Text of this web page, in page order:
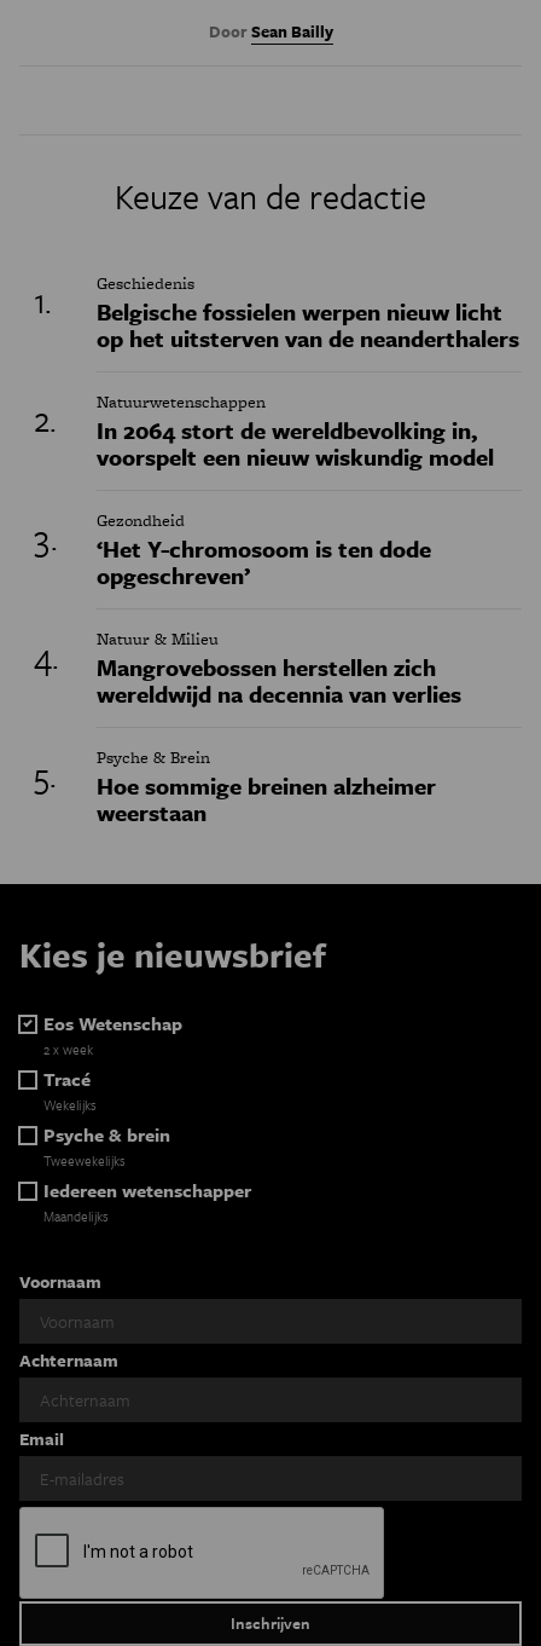
DoorSean Bailly
Keuze van de redactie
Geschiedenis
Belgische fossielen werpen nieuw licht
op het uitsterven van de neanderthalers
Natuurwetenschappen
In 2064 stort de wereldbevolking in,
voorspelt een nieuw wiskundig model
Gezondheid
‘Het Y-chromosoom is ten dode
opgeschreven’
Natuur & Milieu
Mangrovebossen herstellen zich
wereldwijd na decennia van verlies
Psyche & Brein
Hoe sommige breinen alzheimer
weerstaan
Kies je nieuwsbrief
Eos Wetenschap
2 x week
Tracé
Wekelijks
Psyche & brein
Tweewekelijks
Iedereen wetenschapper
Maandelijks
Voornaam
Achternaam
Email